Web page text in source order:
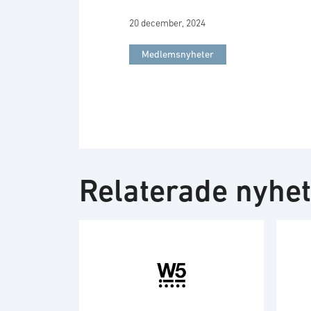
20 december, 2024
Medlemsnyheter
Relaterade